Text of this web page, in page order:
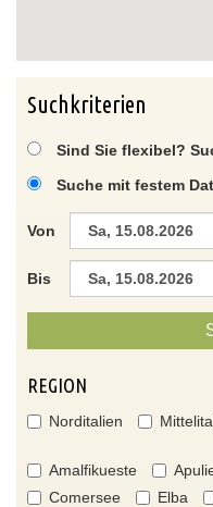
Suchkriterien
Sind Sie flexibel?
Suche mit festem
Von
Bis
REGION
Norditalien
Amalfikueste
Comersee
Elba